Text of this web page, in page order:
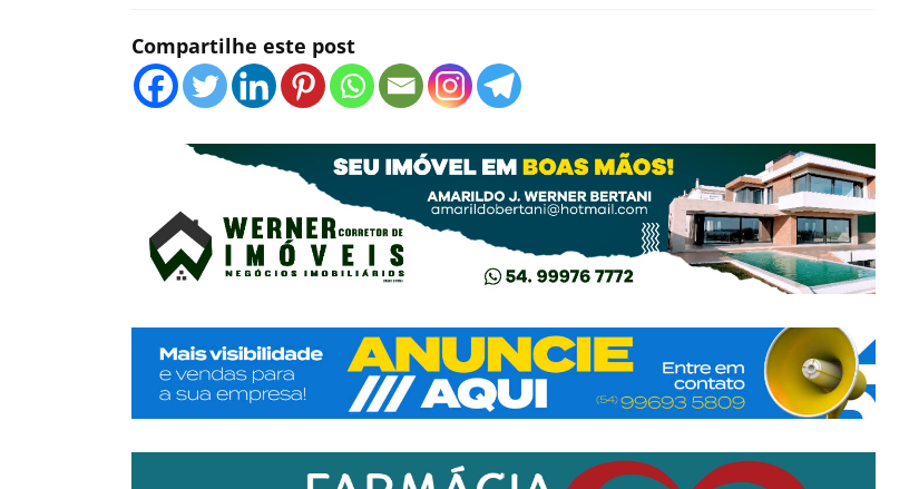
Compartilhe este post